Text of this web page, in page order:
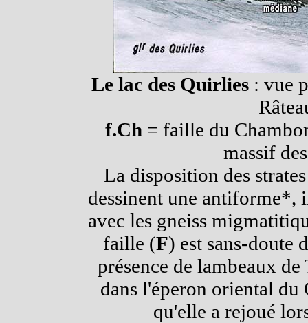
Le lac des Quirlies : vue
f.Ch = faille du
massif
La disposition des
dessinent une antiforme*,
avec les gneiss
faille (F) est sans-doute
présence de lambeaux
dans l'éperon oriental
qu'elle a rejoué